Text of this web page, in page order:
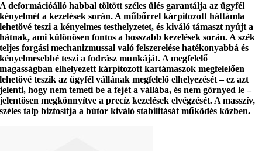
A deformációálló habbal töltött széles ülés garantálja az ügyfél
kényelmét a kezelések során. A műbőrrel kárpitozott háttámla
lehetővé teszi a kényelmes testhelyzetet, éskiváló támaszt nyújt a
hátnak, ami különösen fontos a hosszabb kezelések során. A szék
teljes forgási mechanizmussal való felszerelése hatékonyabbá és
kényelmesebbé teszi a fodrász munkáját. A megfelelő
magasságban elhelyezett kárpitozott kartámaszokmegfelelően
lehetővé teszik az ügyfél vállának megfelelő elhelyezését– ez azt
jelenti, hogy nem temeti be a fejét a vállába, és nem görnyed le –
jelentősen megkönnyítve a precíz kezelések elvégzését. A masszív,
széles talp biztosítja a bútor kiváló stabilitását működés közben.